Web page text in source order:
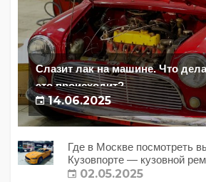
Слазит лак на машине. Что
это происходит?
14.06.2025
Где в Москве посмотреть
Кузовпорте — кузовной
02.05.2025